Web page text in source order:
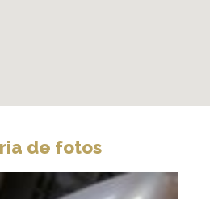
de fotos